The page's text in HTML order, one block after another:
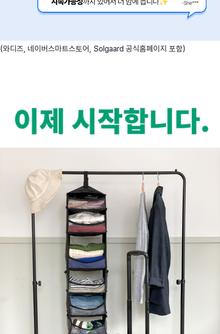
(와디즈, 네이버스마트스토어, Solgaard 공식홈페이지 포함)